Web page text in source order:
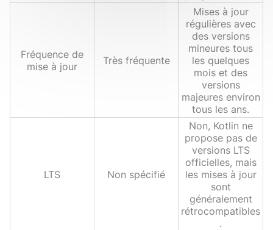
Fréquence de
mise à jour
Très fréquente
Mises à jour
régulières avec
des versions
mineures tous
les quelques
mois et des
versions
majeures environ
tous les ans.
LTS Non spécifié
Non, Kotlin ne
propose pas de
versions LTS
officielles, mais
les mises à jour
sont
généralement
rétrocompatibles
.